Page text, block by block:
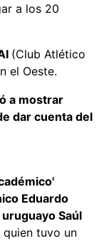
a los 20
(Club Atlético
el Oeste.
a mostrar
dar cuenta del
Eduardo
Saúl
tuvo un